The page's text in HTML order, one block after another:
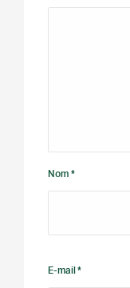
Nom *
E-mail *